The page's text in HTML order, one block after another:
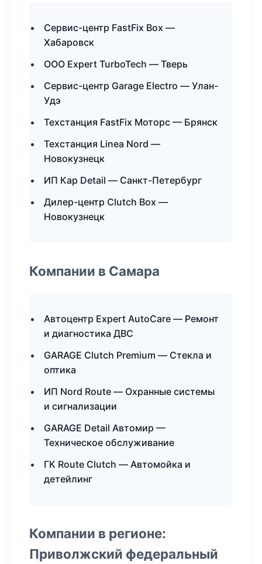
Сервис-центр FastFix Box —
Хабаровск
ООО Expert TurboTech — Тверь
Сервис-центр Garage Electro — Улан-
Удэ
Техстанция FastFix Моторс — Брянск
Техстанция Linea Nord —
Новокузнецк
ИП Кар Detail — Санкт-Петербург
Дилер-центр Clutch Box —
Новокузнецк
Компании в Самара
Автоцентр Expert AutoCare — Ремонт
и диагностика ДВС
GARAGE Clutch Premium — Стекла и
оптика
ИП Nord Route — Охранные системы
и сигнализации
GARAGE Detail Автомир —
Техническое обслуживание
ГК Route Clutch — Автомойка и
детейлинг
Компании в регионе:
Приволжский федеральный